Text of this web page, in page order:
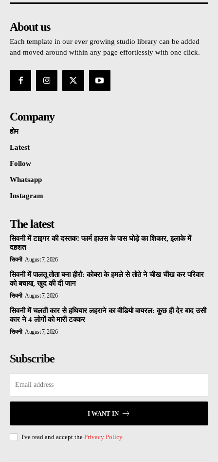
About us
Each template in our ever growing studio library can be added
and moved around within any page effortlessly with one click.
Company
होम
Latest
Follow
Whatsapp
Instagram
The latest
सिवनी में टाइगर की दस्तक! फार्म हाउस के पास घोड़े का शिकार, इलाके में
दहशत
सिवनी August 7, 2026
सिवनी में पालतू तोता बना हीरो: कोबरा के हमले से तोते ने चीख चीख कर परिवार
को बचाया, खुद की दी जान
सिवनी August 7, 2026
सिवनी में चलती कार से हथियार लहराने का वीडियो वायरल: कुछ ही देर बाद उसी
कार ने 4 लोगों को मारी टक्कर
सिवनी August 7, 2026
Subscribe
I WANT IN
I've read and accept the Privacy Policy.